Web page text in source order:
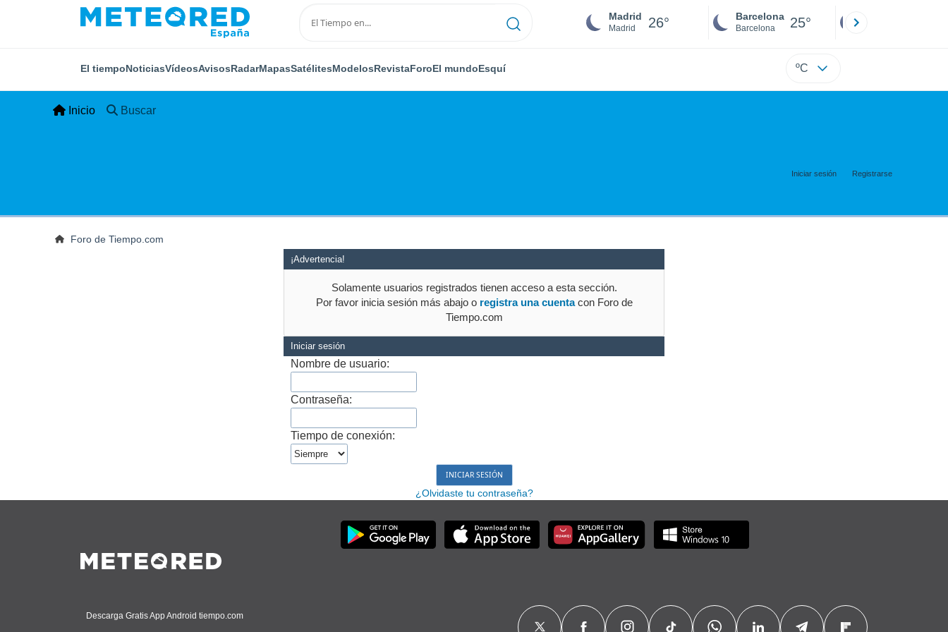
Madrid
Madrid 26° Barcelona
Barcelona 25°
El tiempoNoticiasVídeosAvisosRadarMapasSatélitesModelosRevistaForoEl mundoEsquí ºC
Inicio Buscar
Iniciar sesión Registrarse
Foro de Tiempo.com
¡Advertencia!
Solamente usuarios registrados tienen acceso a esta sección.
Por favor inicia sesión más abajo o registra una cuentacon Foro de
Tiempo.com
Iniciar sesión
Nombre de usuario:
Contraseña:
Tiempo de conexión:
¿Olvidaste tu contraseña?
Descarga Gratis App Android tiempo.com